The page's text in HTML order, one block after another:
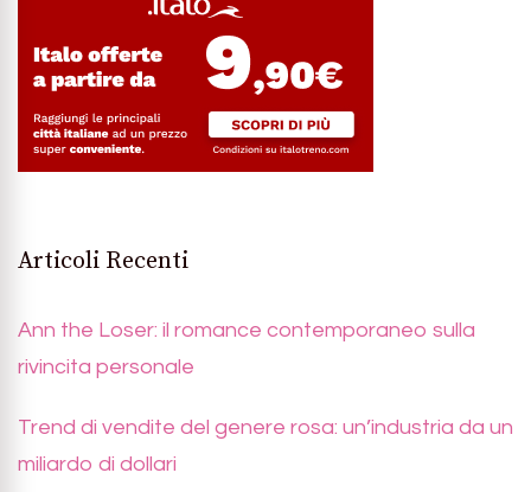
Articoli Recenti
Ann the Loser: il romance contemporaneo sulla
rivincita personale
Trend di vendite del genere rosa: un’industria da un
miliardo di dollari